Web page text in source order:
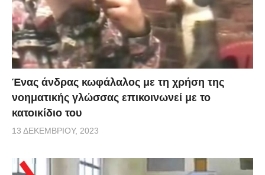
Ένας άνδρας κωφάλαλος με τη χρήση της
νοηματικής γλώσσας επικοινωνεί με το
κατοικίδιο του
13 ΔΕΚΕΜΒΡΊΟΥ, 2023